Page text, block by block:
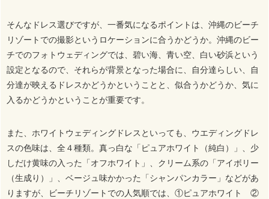
そんなドレス選びですが、一番気になるポイントは、沖縄のビーチ
リゾートでの撮影というロケーションに合うかどうか。沖縄のビー
チでのフォトウェディングでは、碧い海、青い空、白い砂浜という
設定となるので、それらが背景となった場合に、自分達らしい、自
分達が映えるドレスかどうかということと、似合うかどうか、気に
入るかどうかということが重要です。
また、ホワイトウェディングドレスといっても、ウエディングドレ
スの色味は、全４種類。真っ白な「ピュアホワイト（純白）」、少
しだけ黄味の入った「オフホワイト」、クリーム系の「アイボリー
（生成り）」、ベージュ味かかった「シャンパンカラー」などがあ
りますが、ビーチリゾートでの人気順では、①ピュアホワイト ②